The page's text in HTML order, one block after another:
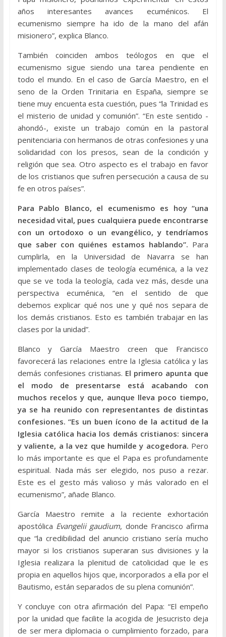
años interesantes avances ecuménicos. El
ecumenismo siempre ha ido de la mano del afán
misionero”, explica Blanco.
También coinciden ambos teólogos en que el
ecumenismo sigue siendo una tarea pendiente en
todo el mundo. En el caso de García Maestro, en el
seno de la Orden Trinitaria en España, siempre se
tiene muy encuenta esta cuestión, pues “la Trinidad es
el misterio de unidad y comunión”. “En este sentido -
ahondó-, existe un trabajo común en la pastoral
penitenciaria con hermanos de otras confesiones y una
solidaridad con los presos, sean de la condición y
religión que sea. Otro aspecto es el trabajo en favor
de los cristianos que sufren persecución a causa de su
fe en otros países”.
Para Pablo Blanco, el ecumenismo es hoy “una
necesidad vital, pues cualquiera puede encontrarse
con un ortodoxo o un evangélico, y tendríamos
que saber con quiénes estamos hablando”. Para
cumplirla, en la Universidad de Navarra se han
implementado clases de teología ecuménica, a la vez
que se ve toda la teología, cada vez más, desde una
perspectiva ecuménica, “en el sentido de que
debemos explicar qué nos une y qué nos separa de
los demás cristianos. Esto es también trabajar en las
clases por la unidad”.
Blanco y García Maestro creen que Francisco
favorecerá las relaciones entre la Iglesia católica y las
demás confesiones cristianas. El primero apunta que
el modo de presentarse está acabando con
muchos recelos y que, aunque lleva poco tiempo,
ya se ha reunido con representantes de distintas
confesiones. “Es un buen ícono de la actitud de la
Iglesia católica hacia los demás cristianos: sincera
y valiente, a la vez que humilde y acogedora. Pero
lo más importante es que el Papa es profundamente
espiritual. Nada más ser elegido, nos puso a rezar.
Este es el gesto más valioso y más valorado en el
ecumenismo”, añade Blanco.
García Maestro remite a la reciente exhortación
apostólica Evangelii gaudium, donde Francisco afirma
que “la credibilidad del anuncio cristiano sería mucho
mayor si los cristianos superaran sus divisiones y la
Iglesia realizara la plenitud de catolicidad que le es
propia en aquellos hijos que, incorporados a ella por el
Bautismo, están separados de su plena comunión”.
Y concluye con otra afirmación del Papa: “El empeño
por la unidad que facilite la acogida de Jesucristo deja
de ser mera diplomacia o cumplimiento forzado, para